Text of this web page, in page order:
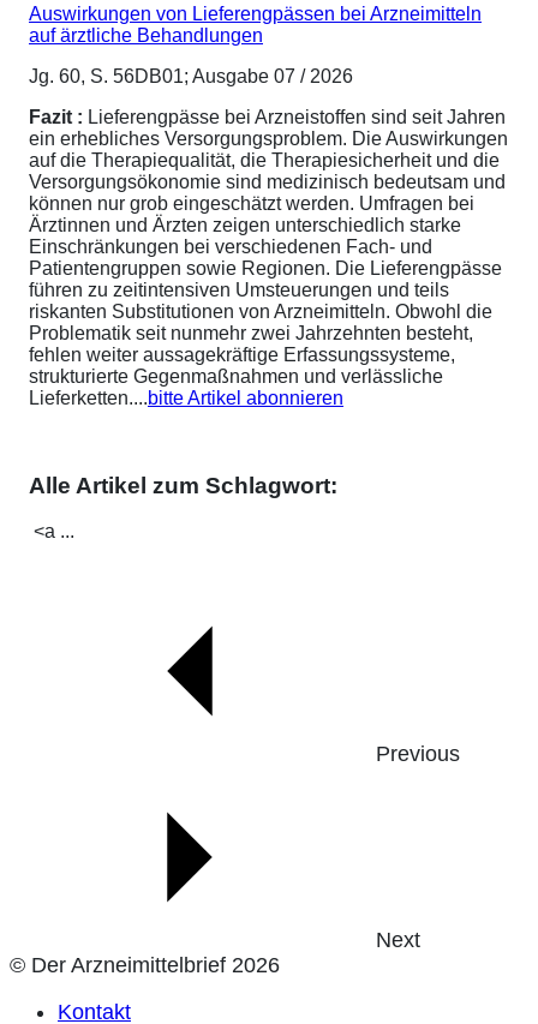
Auswirkungen von Lieferengpässen bei Arzneimitteln
auf ärztliche Behandlungen
Jg. 60, S. 56DB01; Ausgabe 07 / 2026
Fazit : Lieferengpässe bei Arzneistoffen sind seit Jahren
ein erhebliches Versorgungsproblem. Die Auswirkungen
auf die Therapiequalität, die Therapiesicherheit und die
Versorgungsökonomie sind medizinisch bedeutsam und
können nur grob eingeschätzt werden. Umfragen bei
Ärztinnen und Ärzten zeigen unterschiedlich starke
Einschränkungen bei verschiedenen Fach- und
Patientengruppen sowie Regionen. Die Lieferengpässe
führen zu zeitintensiven Umsteuerungen und teils
riskanten Substitutionen von Arzneimitteln. Obwohl die
Problematik seit nunmehr zwei Jahrzehnten besteht,
fehlen weiter aussagekräftige Erfassungssysteme,
strukturierte Gegenmaßnahmen und verlässliche
Lieferketten....bitte Artikel abonnieren
Alle Artikel zum Schlagwort:
<a ...
Previous
Next
© Der Arzneimittelbrief 2026
Kontakt